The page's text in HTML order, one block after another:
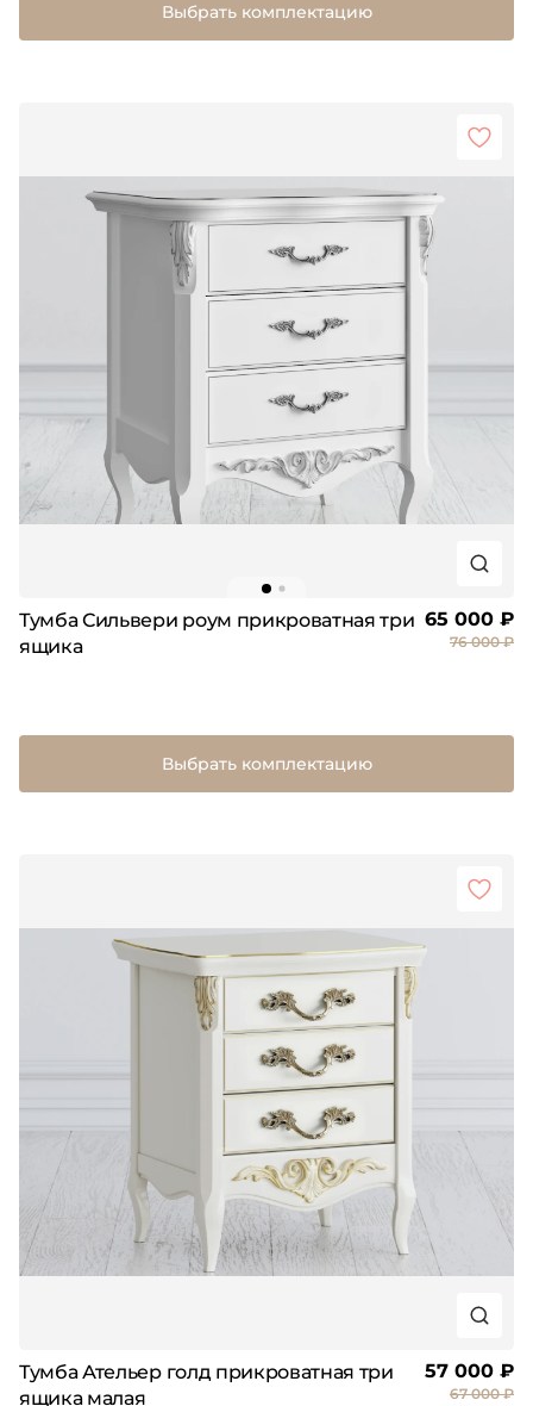
Выбрать комплектацию
Тумба Сильвери роум прикроватная три
ящика
65 000 ₽
76 000 ₽
Выбрать комплектацию
Тумба Ательер голд прикроватная три
ящика малая
57 000 ₽
67 000 ₽